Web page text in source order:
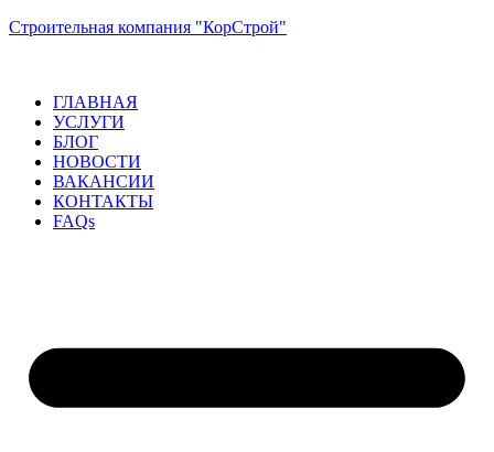
Строительная компания "КорСтрой"
ГЛАВНАЯ
УСЛУГИ
БЛОГ
НОВОСТИ
ВАКАНСИИ
КОНТАКТЫ
FAQs